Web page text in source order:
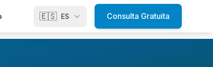
🇪🇸 ES Consulta Gratuita